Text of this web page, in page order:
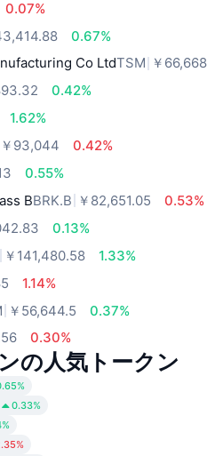
0.07%
0.67%
Co LtdTSM ￥
0.42%
1.62%
￥93,044
0.42%
0.55%
BBRK.B ￥82,651.05
0.53%
0.13%
￥141,480.58
1.33%
1.14%
￥56,644.5
0.37%
0.30%
の人気トークン
0.33%